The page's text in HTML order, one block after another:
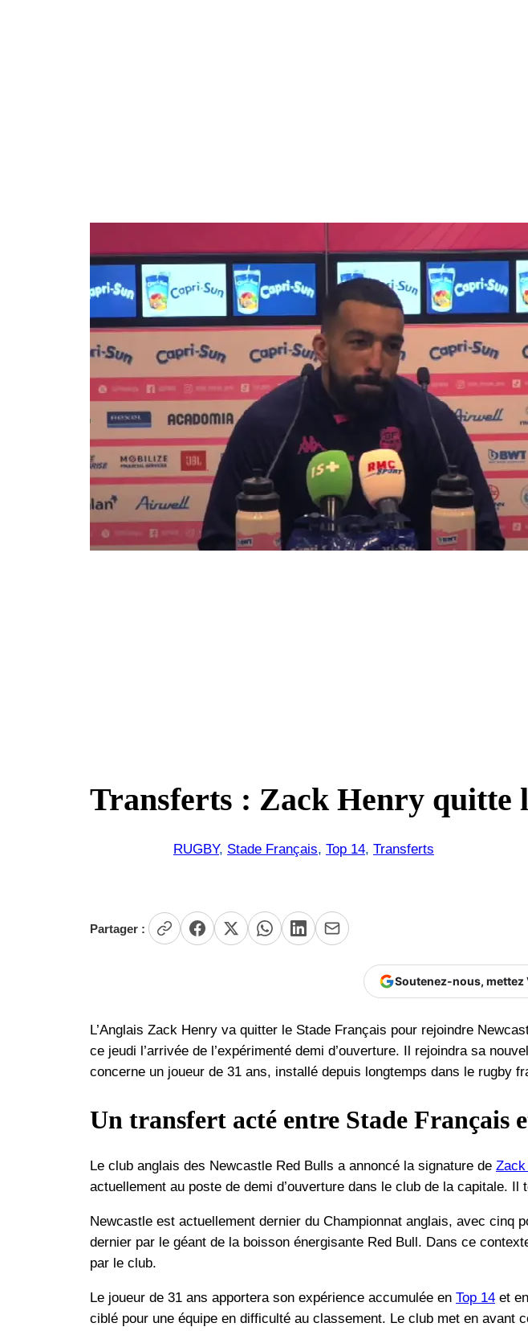
Transferts : Zack Henry quitte
RUGBY, Stade Français, Top 14, Transferts
Partager :
Soutenez-nous, mettez
L’Anglais Zack Henry va quitter le Stade Français pour rejoindre
ce jeudi l’arrivée de l’expérimenté demi d’ouverture. Il rejoindra sa
concerne un joueur de 31 ans, installé depuis longtemps dans le rugby
Un transfert acté entre Stade Français
Le club anglais des Newcastle Red Bulls a annoncé la signature de
actuellement au poste de demi d’ouverture dans le club de la capitale.
Newcastle est actuellement dernier du Championnat anglais, avec cinq
dernier par le géant de la boisson énergisante Red Bull. Dans ce
par le club.
Le joueur de 31 ans apportera son expérience accumulée en Top 14 et
ciblé pour une équipe en difficulté au classement. Le club met en avant